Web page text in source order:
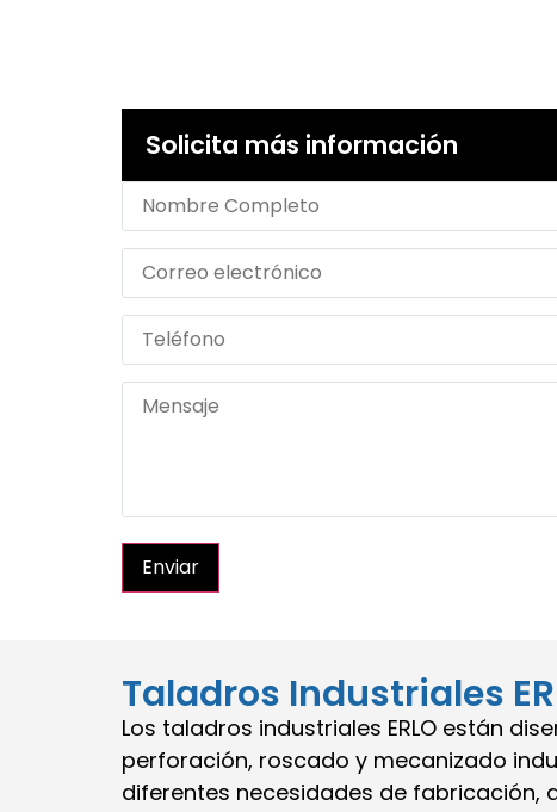
Solicita más información
Enviar
Taladros Industriales
Los taladros industriales ERLO están
perforación, roscado y mecanizado
diferentes necesidades de